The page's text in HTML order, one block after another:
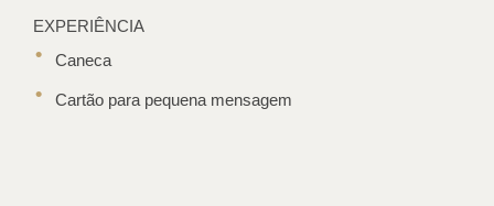
EXPERIÊNCIA
Caneca
Cartão para pequena mensagem